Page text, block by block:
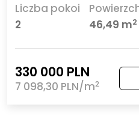
Liczba pokoi
2
46,49 m2
330 000 PLN
7 098,30 PLN/m2